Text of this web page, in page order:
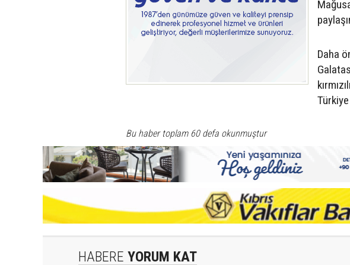
Daha
Türkiye
Bu haber toplam 60 defa okunmuştur
HABERE YORUM KAT